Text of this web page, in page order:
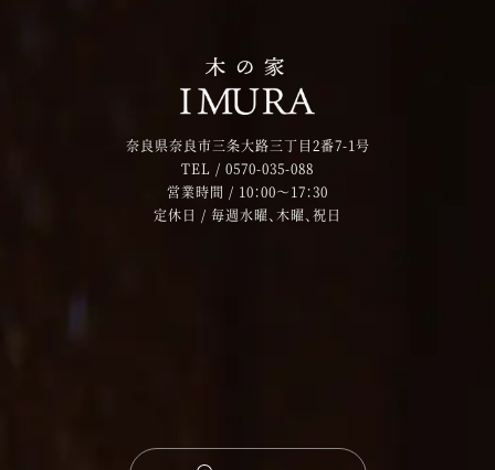
奈良県奈良市三条大路三丁目2番7-1号
TEL / 0570-035-088
営業時間 / 10：00～17：30
定休日 / 毎週水曜、木曜、祝日